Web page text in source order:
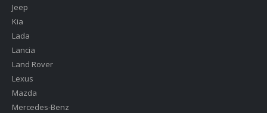
Jeep
Kia
Lada
Lancia
Land Rover
Lexus
Mazda
Mercedes-Benz